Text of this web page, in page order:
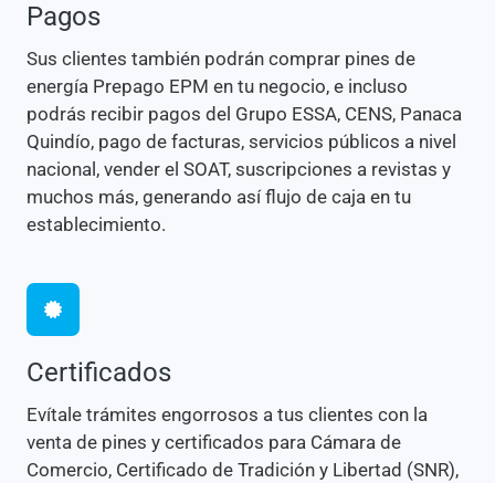
Pagos
Sus clientes también podrán comprar pines de
energía Prepago EPM en tu negocio, e incluso
podrás recibir pagos del Grupo ESSA, CENS, Panaca
Quindío, pago de facturas, servicios públicos a nivel
nacional, vender el SOAT, suscripciones a revistas y
muchos más, generando así flujo de caja en tu
establecimiento.
Certificados
Evítale trámites engorrosos a tus clientes con la
venta de pines y certificados para Cámara de
Comercio, Certificado de Tradición y Libertad (SNR),